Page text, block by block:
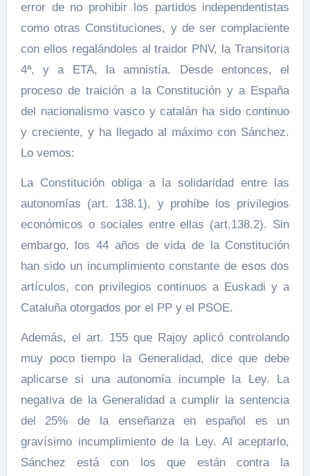
error de no prohibir los partidos independentistas
como otras Constituciones, y de ser complaciente
con ellos regalándoles al traidor PNV, la Transitoria
4ª, y a ETA, la amnistía. Desde entonces, el
proceso de traición a la Constitución y a España
del nacionalismo vasco y catalán ha sido continuo
y creciente, y ha llegado al máximo con Sánchez.
Lo vemos:
La Constitución obliga a la solidaridad entre las
autonomías (art. 138.1), y prohíbe los privilegios
económicos o sociales entre ellas (art.138.2). Sin
embargo, los 44 años de vida de la Constitución
han sido un incumplimiento constante de esos dos
artículos, con privilegios continuos a Euskadi y a
Cataluña otorgados por el PP y el PSOE.
Además, el art. 155 que Rajoy aplicó controlando
muy poco tiempo la Generalidad, dice que debe
aplicarse si una autonomía incumple la Ley. La
negativa de la Generalidad a cumplir la sentencia
del 25% de la enseñanza en español es un
gravísimo incumplimiento de la Ley. Al aceptarlo,
Sánchez está con los que están contra la